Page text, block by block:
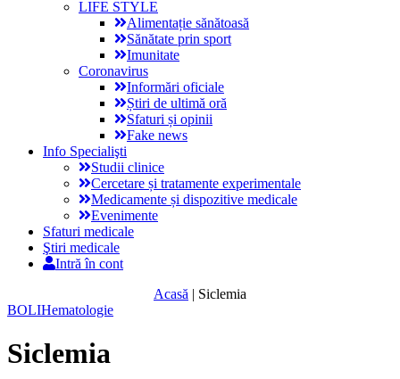
LIFE STYLE
Alimentație sănătoasă
Sănătate prin sport
Imunitate
Coronavirus
Informări oficiale
Știri de ultimă oră
Sfaturi și opinii
Fake news
Info Specialişti
Studii clinice
Cercetare și tratamente experimentale
Medicamente și dispozitive medicale
Evenimente
Sfaturi medicale
Ştiri medicale
Intră în cont
Acasă | Siclemia
BOLIHematologie
Siclemia